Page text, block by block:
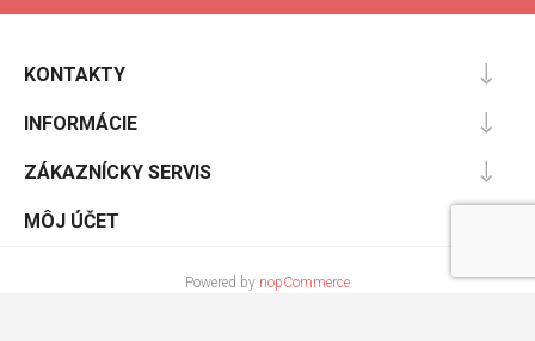
KONTAKTY
INFORMÁCIE
ZÁKAZNÍCKY SERVIS
MÔJ ÚČET
Powered by nopCommerce